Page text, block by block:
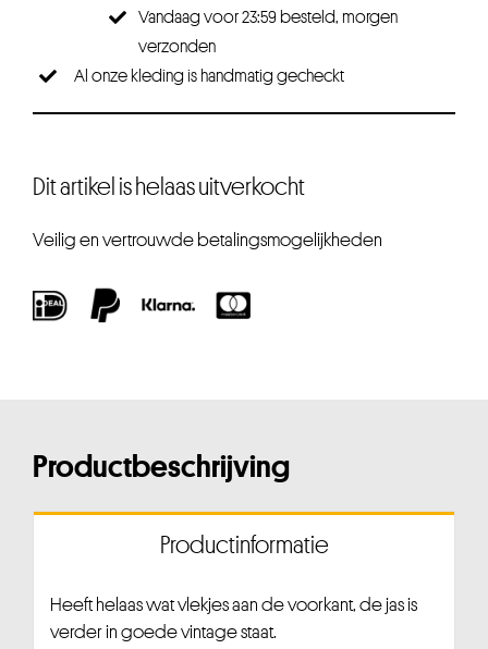
Vandaag voor 23:59 besteld, morgen
verzonden
Al onze kleding is handmatig gecheckt
Dit artikel is helaas uitverkocht
Veilig en vertrouwde betalingsmogelijkheden
Productbeschrijving
Productinformatie
Heeft helaas wat vlekjes aan de voorkant, de jas is
verder in goede vintage staat.